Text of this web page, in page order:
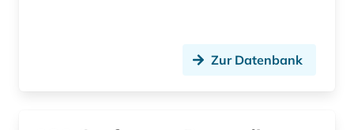
Zur Datenbank